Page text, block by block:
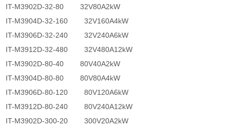
IT-M3902D-32-80 32V80A2kW
IT-M3904D-32-160 32V160A4kW
IT-M3906D-32-240 32V240A6kW
IT-M3912D-32-480 32V480A12kW
IT-M3902D-80-40 80V40A2kW
IT-M3904D-80-80 80V80A4kW
IT-M3906D-80-120 80V120A6kW
IT-M3912D-80-240 80V240A12kW
IT-M3902D-300-20 300V20A2kW